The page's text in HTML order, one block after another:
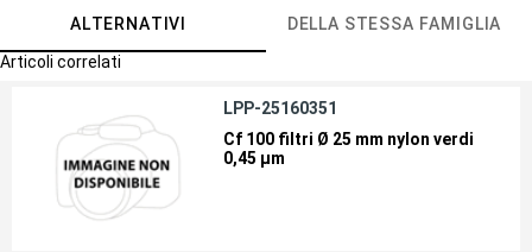
ALTERNATIVI DELLA STESSA FAMIGLIA
Articoli correlati
LPP-25160351
Cf 100 filtri Ø 25 mm nylon verdi
0,45 µm